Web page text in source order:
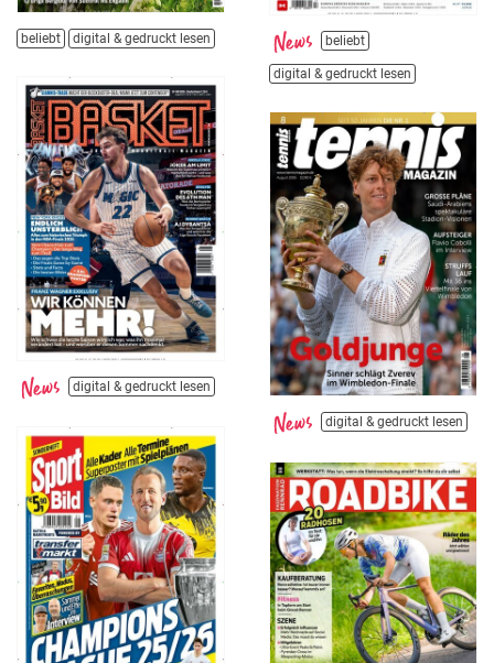
beliebt digital & gedruckt lesen beliebt
digital & gedruckt lesen
digital & gedruckt lesen
digital & gedruckt lesen